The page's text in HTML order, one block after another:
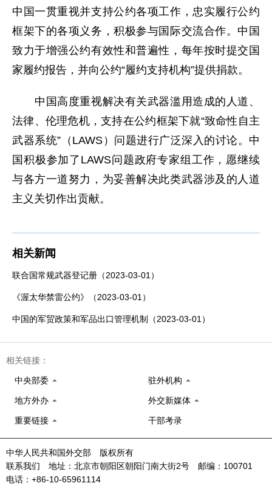
中国一贯重视并支持公约各项工作，忠实履行公约
框架下的各项义务，积极参与国际交流合作。中国
致力于增强公约有效性和普遍性，每年按时提交国
家履约报告，并向公约“履约支持机构”提供捐款。
中国高度重视解决有关武器滥用造成的人道、
法律、伦理危机，支持在公约框架下就“致命性自主
武器系统”（LAWS）问题进行广泛深入的讨论。中
国积极参加了LAWS问题政府专家组工作，愿继续
与各方一道努力，为妥善解决此类武器涉及的人道
主义关切作出贡献。
相关新闻
联合国常规武器登记册（2023-03-01）
《渥太华禁雷公约》（2023-03-01）
中国的军贸政策和军品出口管理机制（2023-03-01）
相关链接：
中央部委 驻外机构
地方外办 外交新媒体
重要链接 干部考录
中华人民共和国外交部 版权所有
联系我们 地址：北京市朝阳区朝阳门南大街2号 邮编：100701
电话：+86-10-65961114